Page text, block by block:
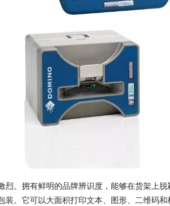
烈。拥有鲜明的品牌辨识度，能够在货架上
装。它可以大面积打印文本、图形、二维码